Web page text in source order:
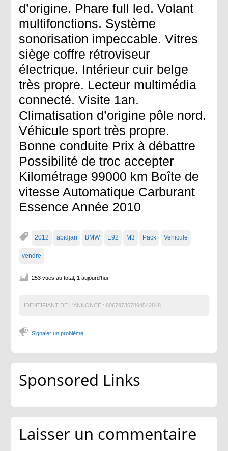
d’origine. Phare full led. Volant
multifonctions. Système
sonorisation impeccable. Vitres
siège coffre rétroviseur
électrique. Intérieur cuir belge
très propre. Lecteur multimédia
connecté. Visite 1an.
Climatisation d’origine pôle nord.
Véhicule sport très propre.
Bonne conduite Prix à débattre
Possibilité de troc accepter
Kilométrage 99000 km Boîte de
vitesse Automatique Carburant
Essence Année 2010
2012 abidjan BMW E92 M3 Pack Vehicule
vendre
253 vues au total, 1 aujourd'hui
IDENTIFIANT DE L'ANNONCE : 806797367894542848
Signaler un problème
Sponsored Links
Laisser un commentaire